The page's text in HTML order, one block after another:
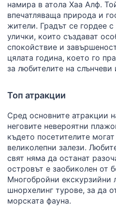
намира в атола Хаа Алф.
впечатляваща природа и
жители. Градът се гордее
улички, които създават
спокойствие и
цялата година, което го
за любителите на
Топ атракции
Сред основните атракции
неговите невероятни
където посетителите
великолепни залези.
свят няма да останат
островът е заобиколен от
Многобройни екскурзийни
шнорхелинг турове, за да
морската фауна.